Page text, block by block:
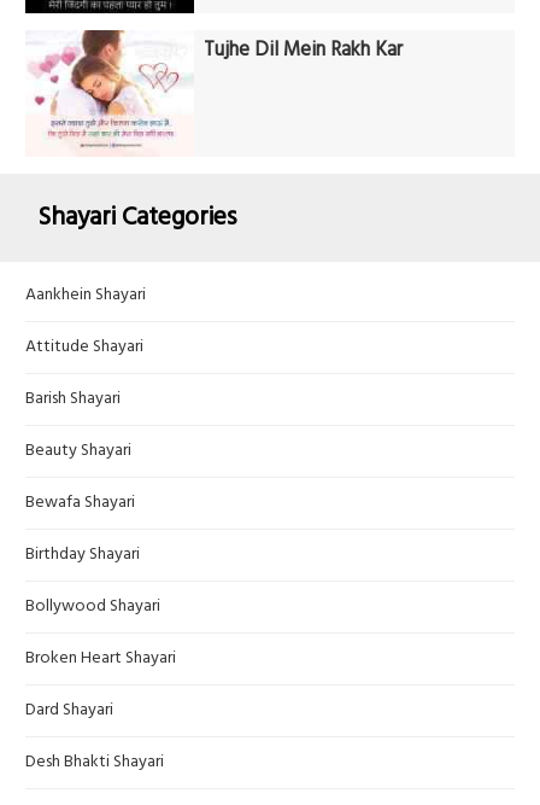
Tujhe Dil Mein Rakh Kar
Shayari Categories
Aankhein Shayari
Attitude Shayari
Barish Shayari
Beauty Shayari
Bewafa Shayari
Birthday Shayari
Bollywood Shayari
Broken Heart Shayari
Dard Shayari
Desh Bhakti Shayari